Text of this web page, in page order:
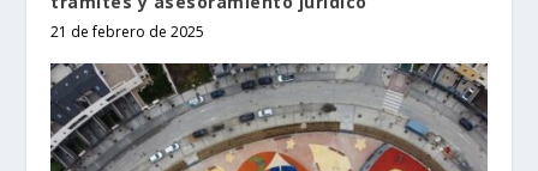
21 de febrero de 2025